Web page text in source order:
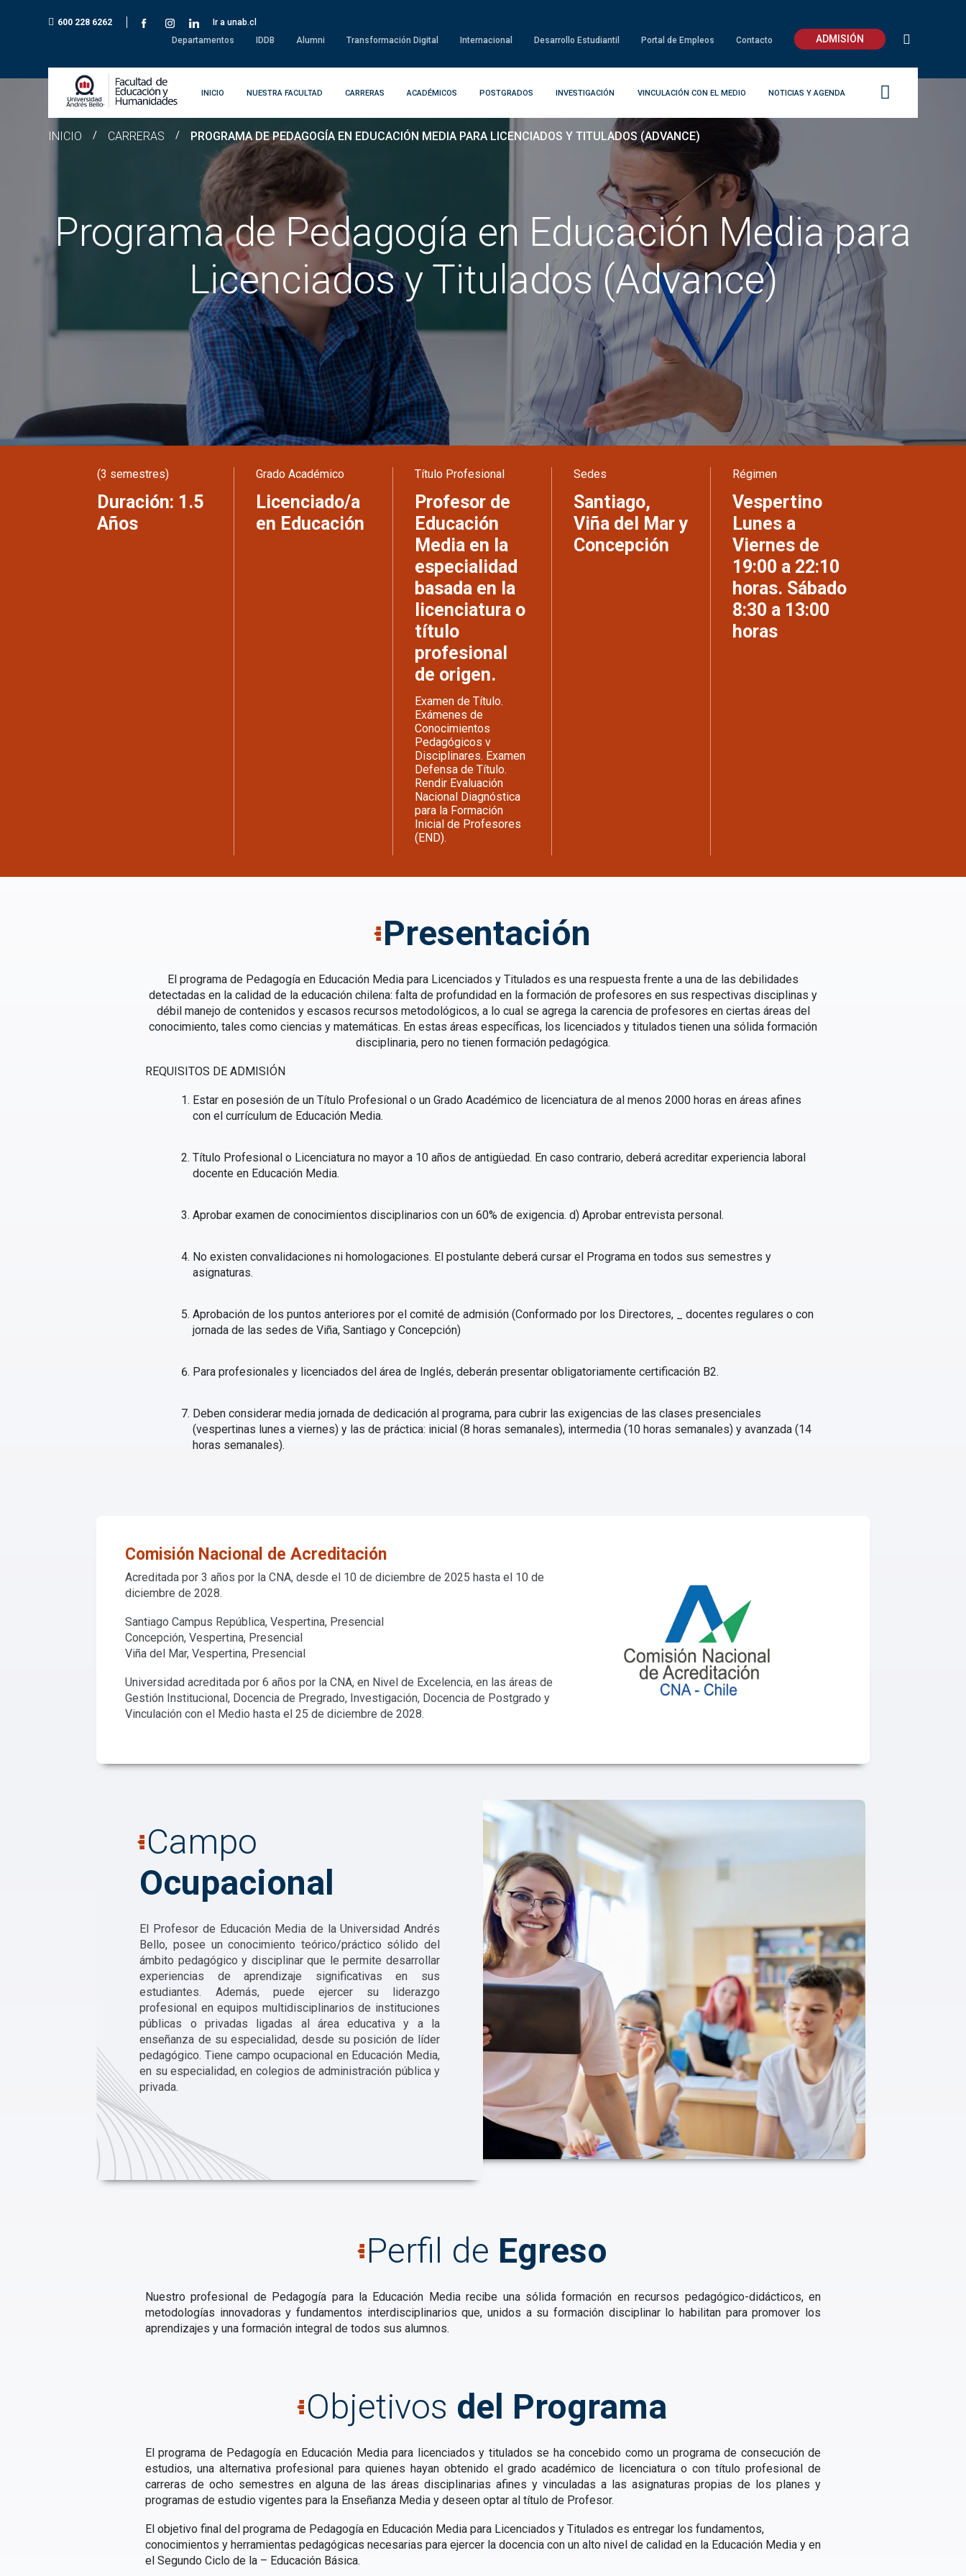
600 228 6262
Ir a unab.cl
Departamentos
IDDB Alumni Transformación Digital Internacional Desarrollo Estudiantil Portal de Empleos Contacto ADMISIÓN
INICIO NUESTRA FACULTAD CARRERAS ACADÉMICOS POSTGRADOS INVESTIGACIÓN VINCULACIÓN CON EL MEDIO NOTICIAS Y AGENDA
INICIO / CARRERAS / PROGRAMA DE PEDAGOGÍA EN EDUCACIÓN MEDIA PARA LICENCIADOS Y TITULADOS (ADVANCE)
Programa de Pedagogía en Educación Media para
Licenciados y Titulados (Advance)
(3 semestres)
Duración: 1.5
Años
Grado Académico
Licenciado/a
en Educación
Título Profesional
Profesor de
Educación
Media en la
especialidad
basada en la
licenciatura o
título
profesional
de origen.
Examen de Título.
Exámenes de
Conocimientos
Pedagógicos v
Disciplinares. Examen
Defensa de Título.
Rendir Evaluación
Nacional Diagnóstica
para la Formación
Inicial de Profesores
(END).
Sedes
Santiago,
Viña del Mar y
Concepción
Régimen
Vespertino
Lunes a
Viernes de
19:00 a 22:10
horas. Sábado
8:30 a 13:00
horas
Presentación
El programa de Pedagogía en Educación Media para Licenciados y Titulados es una respuesta frente a una de las debilidades
detectadas en la calidad de la educación chilena: falta de profundidad en la formación de profesores en sus respectivas disciplinas y
débil manejo de contenidos y escasos recursos metodológicos, a lo cual se agrega la carencia de profesores en ciertas áreas del
conocimiento, tales como ciencias y matemáticas. En estas áreas específicas, los licenciados y titulados tienen una sólida formación
disciplinaria, pero no tienen formación pedagógica.
REQUISITOS DE ADMISIÓN
Estar en posesión de un Título Profesional o un Grado Académico de licenciatura de al menos 2000 horas en áreas afines
con el currículum de Educación Media.
Título Profesional o Licenciatura no mayor a 10 años de antigüedad. En caso contrario, deberá acreditar experiencia laboral
docente en Educación Media.
Aprobar examen de conocimientos disciplinarios con un 60% de exigencia. d) Aprobar entrevista personal.
No existen convalidaciones ni homologaciones. El postulante deberá cursar el Programa en todos sus semestres y
asignaturas.
Aprobación de los puntos anteriores por el comité de admisión (Conformado por los Directores, _ docentes regulares o con
jornada de las sedes de Viña, Santiago y Concepción)
Para profesionales y licenciados del área de Inglés, deberán presentar obligatoriamente certificación B2.
Deben considerar media jornada de dedicación al programa, para cubrir las exigencias de las clases presenciales
(vespertinas lunes a viernes) y las de práctica: inicial (8 horas semanales), intermedia (10 horas semanales) y avanzada (14
horas semanales).
Comisión Nacional de Acreditación
Acreditada por 3 años por la CNA, desde el 10 de diciembre de 2025 hasta el 10 de
diciembre de 2028.
Santiago Campus República, Vespertina, Presencial
Concepción, Vespertina, Presencial
Viña del Mar, Vespertina, Presencial
Universidad acreditada por 6 años por la CNA, en Nivel de Excelencia, en las áreas de
Gestión Institucional, Docencia de Pregrado, Investigación, Docencia de Postgrado y
Vinculación con el Medio hasta el 25 de diciembre de 2028.
Campo
Ocupacional
El Profesor de Educación Media de la Universidad Andrés
Bello, posee un conocimiento teórico/práctico sólido del
ámbito pedagógico y disciplinar que le permite desarrollar
experiencias de aprendizaje significativas en sus
estudiantes. Además, puede ejercer su liderazgo
profesional en equipos multidisciplinarios de instituciones
públicas o privadas ligadas al área educativa y a la
enseñanza de su especialidad, desde su posición de líder
pedagógico. Tiene campo ocupacional en Educación Media,
en su especialidad, en colegios de administración pública y
privada.
Perfil de Egreso
Nuestro profesional de Pedagogía para la Educación Media recibe una sólida formación en recursos pedagógico-didácticos, en
metodologías innovadoras y fundamentos interdisciplinarios que, unidos a su formación disciplinar lo habilitan para promover los
aprendizajes y una formación integral de todos sus alumnos.
Objetivos del Programa
El programa de Pedagogía en Educación Media para licenciados y titulados se ha concebido como un programa de consecución de
estudios, una alternativa profesional para quienes hayan obtenido el grado académico de licenciatura o con título profesional de
carreras de ocho semestres en alguna de las áreas disciplinarias afines y vinculadas a las asignaturas propias de los planes y
programas de estudio vigentes para la Enseñanza Media y deseen optar al título de Profesor.
El objetivo final del programa de Pedagogía en Educación Media para Licenciados y Titulados es entregar los fundamentos,
conocimientos y herramientas pedagógicas necesarias para ejercer la docencia con un alto nivel de calidad en la Educación Media y en
el Segundo Ciclo de la – Educación Básica.